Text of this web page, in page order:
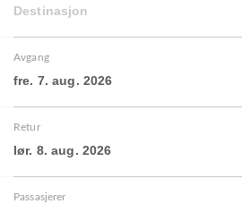
Destinasjon
Avgang
fre. 7. aug. 2026
Retur
lør. 8. aug. 2026
Passasjerer